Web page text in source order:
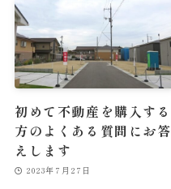
初めて不動産を購入する
方のよくある質問にお答
えします
2023年7月27日